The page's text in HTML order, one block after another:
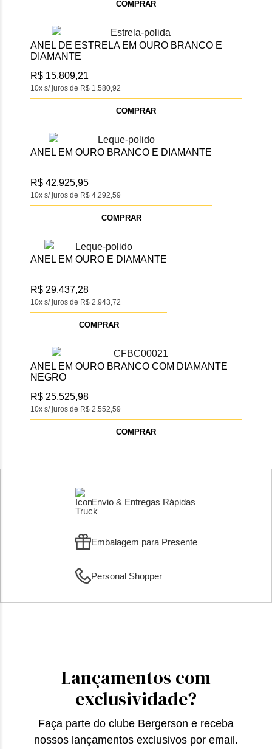
COMPRAR
ANEL DE ESTRELA EM OURO BRANCO E
DIAMANTE
10x s/ juros de R$ 1.580,92
R$ 15.809,21
COMPRAR
ANEL EM OURO BRANCO E DIAMANTE
10x s/ juros de R$ 4.292,59
R$ 42.925,95
COMPRAR
ANEL EM OURO E DIAMANTE
10x s/ juros de R$ 2.943,72
R$ 29.437,28
COMPRAR
ANEL EM OURO BRANCO COM DIAMANTE
NEGRO
10x s/ juros de R$ 2.552,59
R$ 25.525,98
COMPRAR
Envio & Entregas Rápidas
Embalagem para Presente
Personal Shopper
Lançamentos com
exclusividade?
Faça parte do clube Bergerson e receba
nossos lançamentos exclusivos por email.